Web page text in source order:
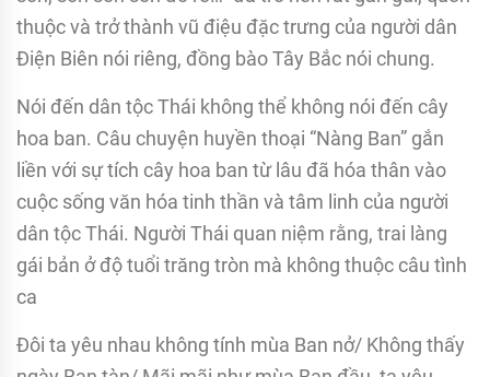
thuộc và trở thành vũ điệu đặc trưng của người dân
Điện Biên nói riêng, đồng bào Tây Bắc nói chung.
Nói đến dân tộc Thái không thể không nói đến cây
hoa ban. Câu chuyện huyền thoại “Nàng Ban” gắn
liền với sự tích cây hoa ban từ lâu đã hóa thân vào
cuộc sống văn hóa tinh thần và tâm linh của người
dân tộc Thái. Người Thái quan niệm rằng, trai làng
gái bản ở độ tuổi trăng tròn mà không thuộc câu tình
ca
Đôi ta yêu nhau không tính mùa Ban nở/ Không thấy